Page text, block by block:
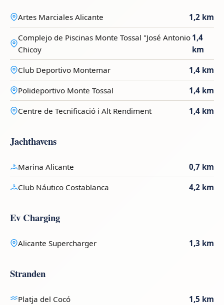
Artes Marciales Alicante 1,2 km
Complejo de Piscinas Monte Tossal "José Antonio
Chicoy
1,4
km
Club Deportivo Montemar 1,4 km
Polideportivo Monte Tossal 1,4 km
Centre de Tecnificació i Alt Rendiment 1,4 km
Jachthavens
Marina Alicante 0,7 km
Club Náutico Costablanca 4,2 km
Ev Charging
Alicante Supercharger 1,3 km
Stranden
Platja del Cocó 1,5 km